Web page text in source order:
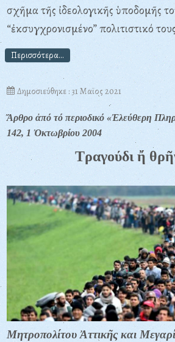
σχῆμα τῆς ἰδεολογικῆς ὑποδομῆς
“ἐκσυγχρονισμένο” πολιτιστικό
Περισσότερα...
Δημοσιεύθηκε : 31 Μαϊος 2021
Ἄρθρο ἀπό τό περιοδικό «Ἐλεύθερη
142, 1 Ὀκτωβρίου 2004
Τραγούδι ἤ
Μητροπολίτου Ἀττικῆς και